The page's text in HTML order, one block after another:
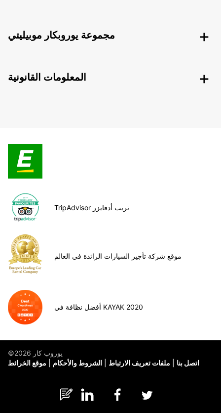
مجموعة يوروبكار موبيليتي
المعلومات القانونية
TripAdvisor تريب أدفايزر
موقع شركة تأجير السيارات الرائدة في العالم
أفضل نظافة في KAYAK 2020
©يوروب كار 2026
موقع الخرائط
الشروط والأحكام ملفات تعريف الارتباط اتصل بنا